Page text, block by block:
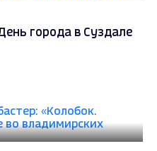
города в Суздале